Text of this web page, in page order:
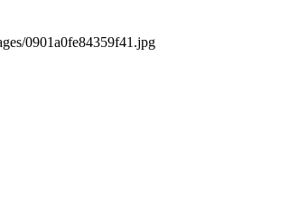
0901a0fe84359f41.jpg